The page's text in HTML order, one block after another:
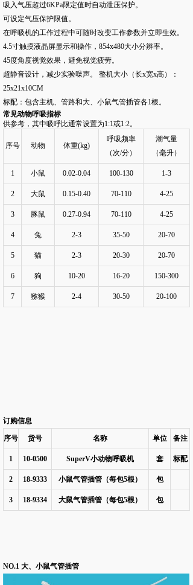
吸入气压超过6KPa限定值时自动泄压保护。
可设定气压保护限值。
在呼吸机的工作过程中可随时改变工作参数并立即生效。
4.5寸触摸液晶屏显示和操作，854x480大小分辨率。
45度角度视觉效果，避免视觉疲劳。
超静音设计，减少实验噪声。 整机大小（长x宽x高）：
25x21x10CM
标配：包含主机、管路和大、小鼠气管插管各1根。
常见动物呼吸指标
供参考，其中吸呼比通常设置为1:1或1:2。
序号 动物 体重(kg)
呼吸频率
（次/分）
潮气量
（毫升）
1 小鼠 0.02-0.04 100-130 1-3
2 大鼠 0.15-0.40 70-110 4-25
3 豚鼠 0.27-0.94 70-110 4-25
4 兔 2-3 35-50 20-70
5 猫 2-3 20-30 20-70
6 狗 10-20 16-20 150-300
7 猕猴 2-4 30-50 20-100
订购信息
序号 货号 名称 单位 备注
1 10-0500 SuperV小动物呼吸机 套 标配
2 18-9333 小鼠气管插管（每包5根） 包
3 18-9334 大鼠气管插管（每包5根） 包
NO.1 大、小鼠气管插管